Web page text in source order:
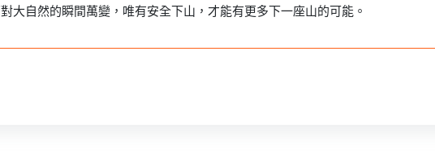
大自然的瞬間萬變，唯有安全下山，才能有更多下一座山的可能。